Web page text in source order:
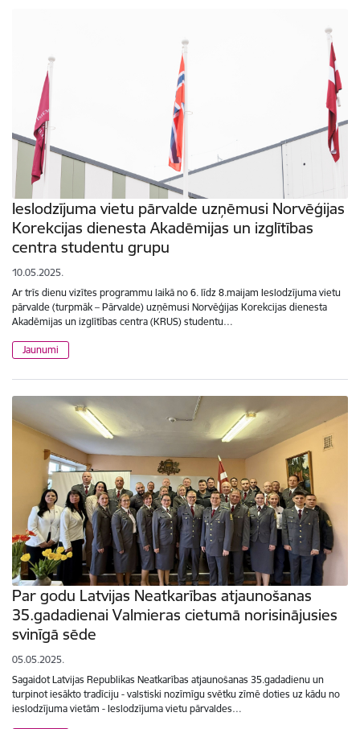
Ieslodzījuma vietu pārvalde uzņēmusi Norvēģijas
Korekcijas dienesta Akadēmijas un izglītības
centra studentu grupu
10.05.2025.
Ar trīs dienu vizītes programmu laikā no 6. līdz 8.maijam Ieslodzījuma vietu
pārvalde (turpmāk – Pārvalde) uzņēmusi Norvēģijas Korekcijas dienesta
Akadēmijas un izglītības centra (KRUS) studentu…
Jaunumi
Par godu Latvijas Neatkarības atjaunošanas
35.gadadienai Valmieras cietumā norisinājusies
svinīgā sēde
05.05.2025.
Sagaidot Latvijas Republikas Neatkarības atjaunošanas 35.gadadienu un
turpinot iesākto tradīciju - valstiski nozīmīgu svētku zīmē doties uz kādu no
ieslodzījuma vietām - Ieslodzījuma vietu pārvaldes…